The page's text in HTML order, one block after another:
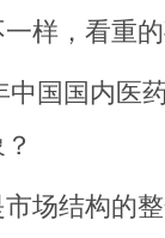
样，看重
国国内医
结构的整